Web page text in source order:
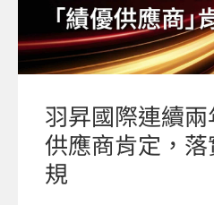
羽昇國際連續
供應商肯定，
規